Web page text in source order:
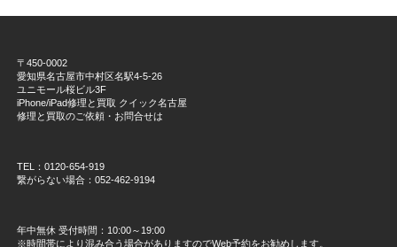
〒450-0002
愛知県名古屋市中村区名駅4-5-26
ユニモール桜ビル3F
iPhone/iPad修理と買取 クイック名古屋
修理と買取のご依頼・お問合せは
TEL：0120-654-919
繋がらない場合：052-462-9194
年中無休 受付時間：10:00～19:00
※時間帯により混み合う場合がありますのでWeb予約をお勧めします。